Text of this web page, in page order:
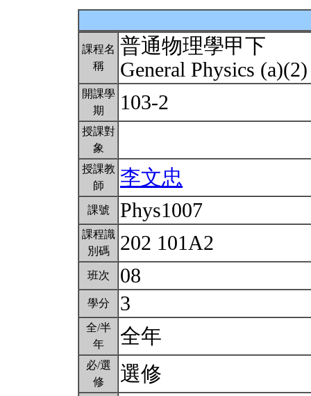
課程名
稱
普通物理學甲下
General Physics
開課學
期
103-2
授課對
象
授課教
師
李文忠
課號 Phys1007
課程識
別碼
202 101A2
班次 08
學分 3
全/半
年
全年
必/選
修
選修